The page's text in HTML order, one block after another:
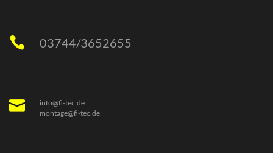
03744/3652655
info@fi-tec.de
montage@fi-tec.de